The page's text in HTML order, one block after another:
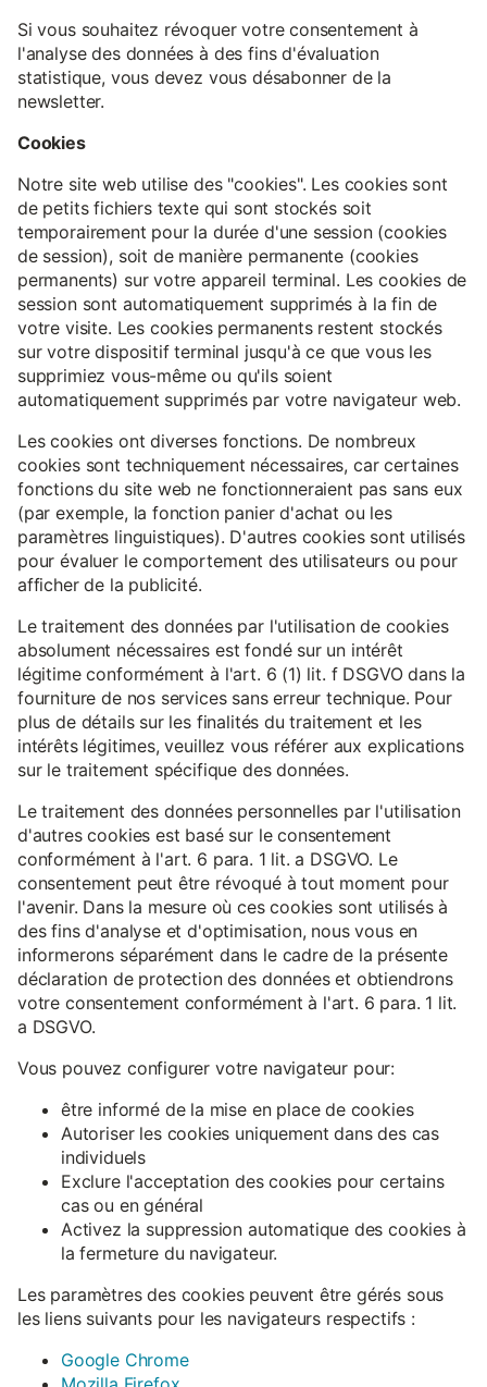
Si vous souhaitez révoquer votre consentement à
l'analyse des données à des fins d'évaluation
statistique, vous devez vous désabonner de la
newsletter.
Cookies
Notre site web utilise des "cookies". Les cookies sont
de petits fichiers texte qui sont stockés soit
temporairement pour la durée d'une session (cookies
de session), soit de manière permanente (cookies
permanents) sur votre appareil terminal. Les cookies de
session sont automatiquement supprimés à la fin de
votre visite. Les cookies permanents restent stockés
sur votre dispositif terminal jusqu'à ce que vous les
supprimiez vous-même ou qu'ils soient
automatiquement supprimés par votre navigateur web.
Les cookies ont diverses fonctions. De nombreux
cookies sont techniquement nécessaires, car certaines
fonctions du site web ne fonctionneraient pas sans eux
(par exemple, la fonction panier d'achat ou les
paramètres linguistiques). D'autres cookies sont utilisés
pour évaluer le comportement des utilisateurs ou pour
afficher de la publicité.
Le traitement des données par l'utilisation de cookies
absolument nécessaires est fondé sur un intérêt
légitime conformément à l'art. 6 (1) lit. f DSGVO dans la
fourniture de nos services sans erreur technique. Pour
plus de détails sur les finalités du traitement et les
intérêts légitimes, veuillez vous référer aux explications
sur le traitement spécifique des données.
Le traitement des données personnelles par l'utilisation
d'autres cookies est basé sur le consentement
conformément à l'art. 6 para. 1 lit. a DSGVO. Le
consentement peut être révoqué à tout moment pour
l'avenir. Dans la mesure où ces cookies sont utilisés à
des fins d'analyse et d'optimisation, nous vous en
informerons séparément dans le cadre de la présente
déclaration de protection des données et obtiendrons
votre consentement conformément à l'art. 6 para. 1 lit.
a DSGVO.
Vous pouvez configurer votre navigateur pour:
être informé de la mise en place de cookies
Autoriser les cookies uniquement dans des cas
individuels
Exclure l'acceptation des cookies pour certains
cas ou en général
Activez la suppression automatique des cookies à
la fermeture du navigateur.
Les paramètres des cookies peuvent être gérés sous
les liens suivants pour les navigateurs respectifs :
Google Chrome